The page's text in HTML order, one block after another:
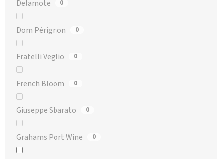
Delamote 0
Dom Pérignon 0
Fratelli Veglio 0
French Bloom 0
Giuseppe Sbarato 0
Grahams Port Wine 0